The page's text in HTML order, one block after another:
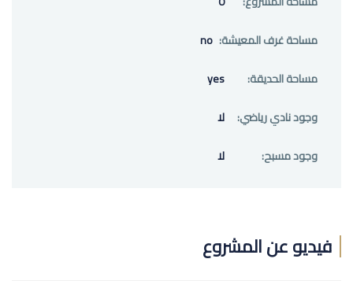
مساحة غرف المعيشة: no
مساحة الحديقة:
yes
وجود نادي رياضي:
لا
وجود مسبح:
لا
فيديو عن المشروع